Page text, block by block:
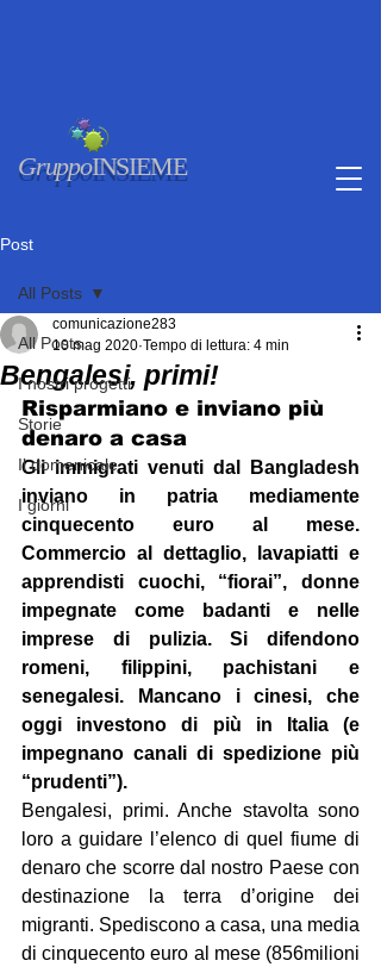
GruppoINSIEME
Post
All Posts
I nostri progetti
Storie
Il domenicale
I giorni
All Posts
Bengalesi, primi!
comunicazione283
10 mag 2020 Tempo di lettura: 4 min
Risparmiano e inviano più
denaro a casa
Gli immigrati venuti dal Bangladesh
inviano in patria mediamente
cinquecento euro al mese.
Commercio al dettaglio, lavapiatti e
apprendisti cuochi, “fiorai”, donne
impegnate come badanti e nelle
imprese di pulizia. Si difendono
romeni, filippini, pachistani e
senegalesi. Mancano i cinesi, che
oggi investono di più in Italia (e
impegnano canali di spedizione più
“prudenti”).
Bengalesi, primi. Anche stavolta sono
loro a guidare l’elenco di quel fiume di
denaro che scorre dal nostro Paese con
destinazione la terra d’origine dei
migranti. Spediscono a casa, una media
di cinquecento euro al mese (856milioni